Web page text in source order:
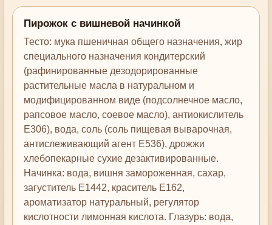
Пирожок с вишневой начинкой
Тесто: мука пшеничная общего назначения, жир
специального назначения кондитерский
(рафинированные дезодорированные
растительные масла в натуральном и
модифицированном виде (подсолнечное масло,
рапсовое масло, соевое масло), антиокислитель
Е306), вода, соль (соль пищевая выварочная,
антислеживающий агент Е536), дрожжи
хлебопекарные сухие дезактивированные.
Начинка: вода, вишня замороженная, сахар,
загуститель Е1442, краситель Е162,
ароматизатор натуральный, регулятор
кислотности лимонная кислота. Глазурь: вода,